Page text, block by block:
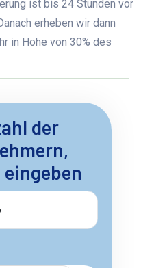
ist bis 24 Stunden vor
erheben wir dann
in Höhe von 30% des
der
eingeben